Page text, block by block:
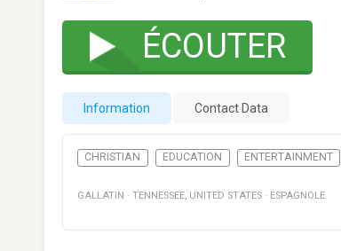
ÉCOUTER
Information Contact Data
CHRISTIAN EDUCATION ENTERTAINMENT
GALLATIN · TENNESSEE, UNITED STATES · ESPAGNOLE